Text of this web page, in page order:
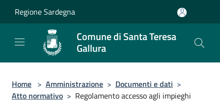
Regione Sardegna
Comune di Santa Teresa
Gallura
Home > Amministrazione > Documenti e dati >
Atto normativo > Regolamento accesso agli impieghi